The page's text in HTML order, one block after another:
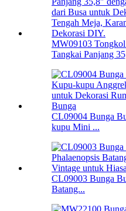
MW09103 Tongkol
Tangkai Panjang
CL09004 Bunga
kupu Mini ...
CL09003 Bunga
Batang...